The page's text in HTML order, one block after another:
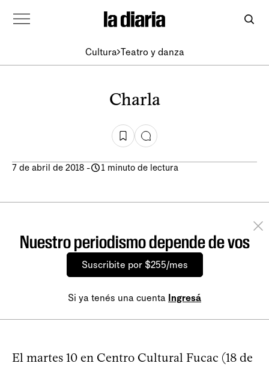
Cultura Teatro y danza
Charla
7 de abril de 2018 - 1 minuto de lectura
Nuestro periodismo depende de vos
Suscribite por $255/mes
Si ya tenés una cuenta Ingresá
El martes 10 en Centro Cultural Fucac (18 de